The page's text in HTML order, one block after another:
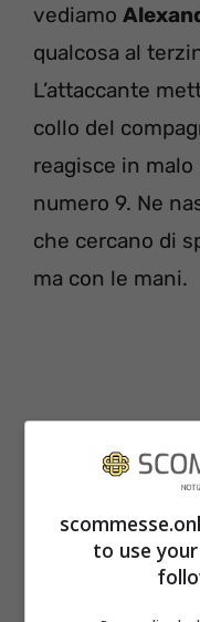
vediamo
qualcosa al
L’attaccante
collo del
reagisce in
numero 9. Ne
che cercano di
ma con le mani.
to use